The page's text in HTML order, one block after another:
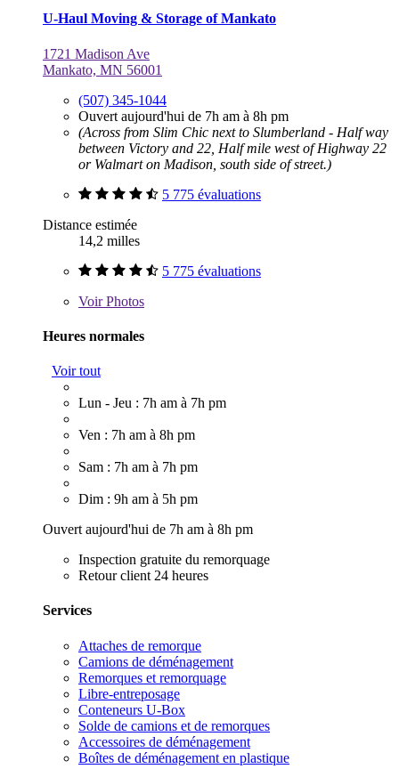
U-Haul Moving & Storage of Mankato
1721 Madison Ave
Mankato, MN 56001
(507) 345-1044
Ouvert aujourd'hui de 7h am à 8h pm
(Across from Slim Chic next to Slumberland - Half way
between Victory and 22, Half mile west of Highway 22
or Walmart on Madison, south side of street.)
5 775 évaluations
Distance estimée
14,2 milles
5 775 évaluations
VoirPhotos
Heures normales
Voir tout
Lun - Jeu : 7h am à 7h pm
Ven : 7h am à 8h pm
Sam : 7h am à 7h pm
Dim : 9h am à 5h pm
Ouvert aujourd'hui de 7h am à 8h pm
Inspection gratuite du remorquage
Retour client 24 heures
Services
Attaches de remorque
Camions de déménagement
Remorques et remorquage
Libre-entreposage
Conteneurs U-Box
Solde de camions et de remorques
Accessoires de déménagement
Boîtes de déménagement en plastique